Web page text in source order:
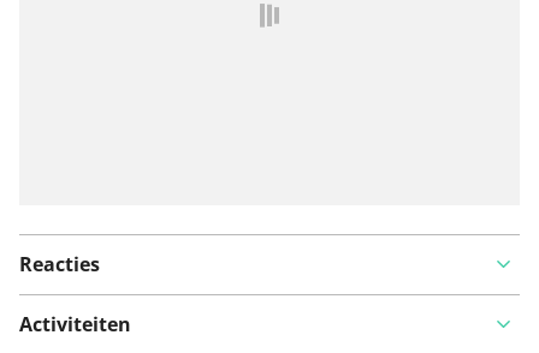
Reacties
Activiteiten